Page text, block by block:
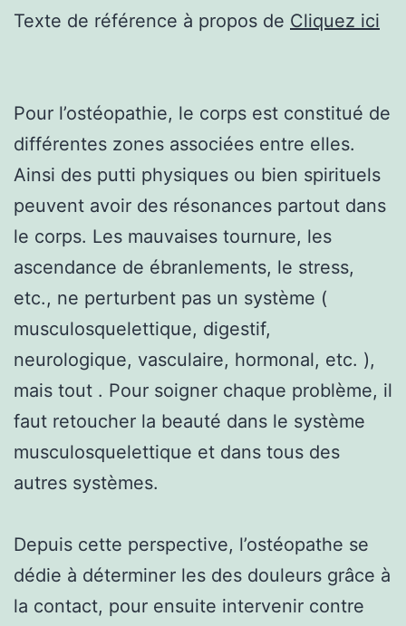
Texte de référence à propos de Cliquez ici
Pour l’ostéopathie, le corps est constitué de
différentes zones associées entre elles.
Ainsi des putti physiques ou bien spirituels
peuvent avoir des résonances partout dans
le corps. Les mauvaises tournure, les
ascendance de ébranlements, le stress,
etc., ne perturbent pas un système (
musculosquelettique, digestif,
neurologique, vasculaire, hormonal, etc. ),
mais tout . Pour soigner chaque problème, il
faut retoucher la beauté dans le système
musculosquelettique et dans tous des
autres systèmes.
Depuis cette perspective, l’ostéopathe se
dédie à déterminer les des douleurs grâce à
la contact, pour ensuite intervenir contre